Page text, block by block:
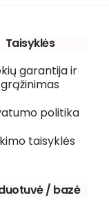
Taisyklės
garantija ir
grąžinimas
politika
taisyklės
/ bazė